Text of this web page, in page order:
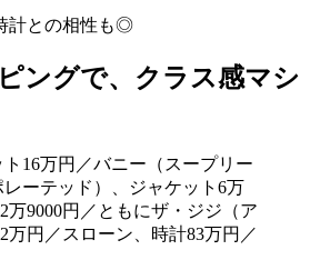
計との相性も◎
ングで、クラス感マシ